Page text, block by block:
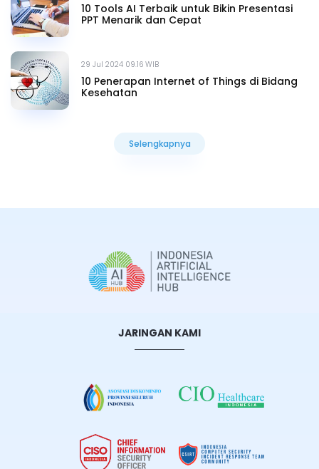
10 Tools AI Terbaik untuk Bikin Presentasi
PPT Menarik dan Cepat
29 Jul 2024 09.16 WIB
10 Penerapan Internet of Things di Bidang
Kesehatan
Selengkapnya
JARINGAN KAMI